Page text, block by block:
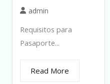
admin
Requisitos para
Pasaporte...
Read More